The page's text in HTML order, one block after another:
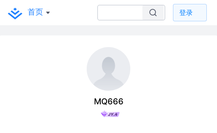
首页 登录
MQ666